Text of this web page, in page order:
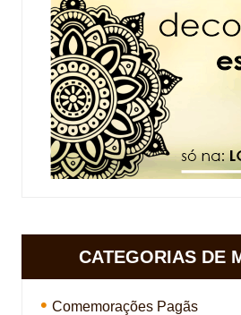
CATEGORIAS DE
Comemorações Pagãs